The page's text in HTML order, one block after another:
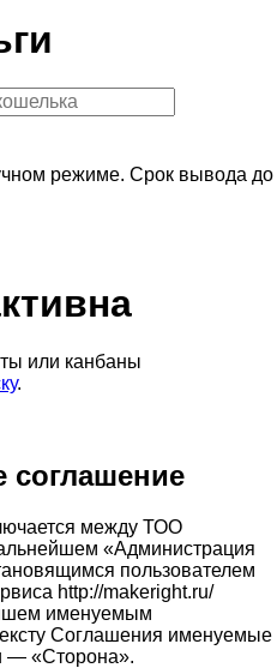
режиме. Срок вывода до
или канбаны
.
соглашение
между ТОО
«Администрация
пользователем
http://makeright.ru/
именуемым
Соглашения именуемые
— «Сторона».